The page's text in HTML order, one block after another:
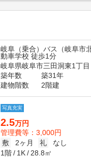
岐阜（乗合）バス（岐阜市
動車学校 徒歩1分
岐阜県岐阜市三田洞東1丁目
築年数
築31年
建物階数
2階建
写真充実
2.5万円
管理費等：3,000円
敷
2ヶ月 礼
なし
1階
1K 28.8㎡